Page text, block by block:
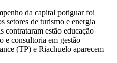
da capital potiguar foi
setores de turismo e energia
contrataram estão educação
e consultoria em gestão
(TP) e Riachuelo aparecem